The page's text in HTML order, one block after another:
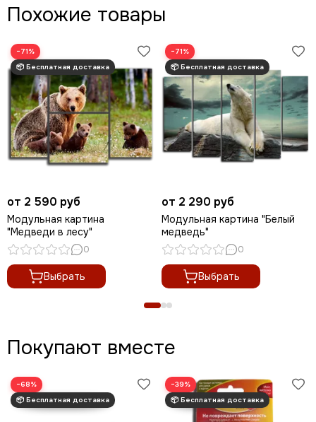
Похожие товары
−71%
от 2 590 руб
Модульная картина
"Медведи в лесу"
0
Выбрать
−71%
от 2 290 руб
Модульная картина "Белый
медведь"
0
Выбрать
Покупают вместе
−68% −39%